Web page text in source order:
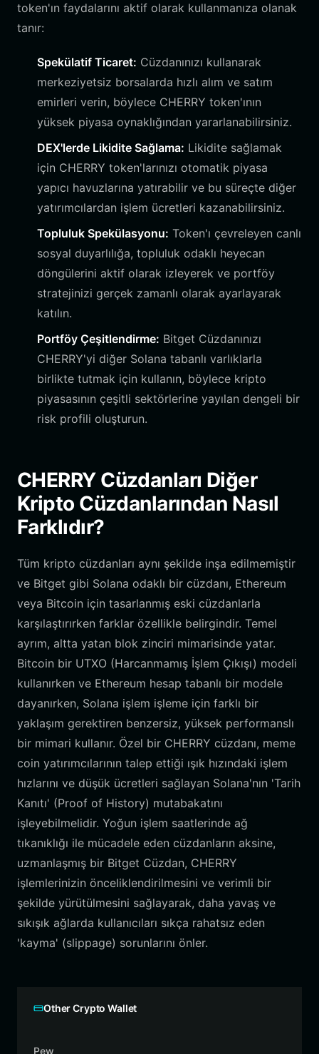
token'ın faydalarını aktif olarak kullanmanıza olanak
tanır:
Spekülatif Ticaret: Cüzdanınızı kullanarak
merkeziyetsiz borsalarda hızlı alım ve satım
emirleri verin, böylece CHERRY token'ının
yüksek piyasa oynaklığından yararlanabilirsiniz.
DEX'lerde Likidite Sağlama: Likidite sağlamak
için CHERRY token'larınızı otomatik piyasa
yapıcı havuzlarına yatırabilir ve bu süreçte diğer
yatırımcılardan işlem ücretleri kazanabilirsiniz.
Topluluk Spekülasyonu: Token'ı çevreleyen canlı
sosyal duyarlılığa, topluluk odaklı heyecan
döngülerini aktif olarak izleyerek ve portföy
stratejinizi gerçek zamanlı olarak ayarlayarak
katılın.
Portföy Çeşitlendirme: Bitget Cüzdanınızı
CHERRY'yi diğer Solana tabanlı varlıklarla
birlikte tutmak için kullanın, böylece kripto
piyasasının çeşitli sektörlerine yayılan dengeli bir
risk profili oluşturun.
CHERRY Cüzdanları Diğer
Kripto Cüzdanlarından Nasıl
Farklıdır?
Tüm kripto cüzdanları aynı şekilde inşa edilmemiştir
ve Bitget gibi Solana odaklı bir cüzdanı, Ethereum
veya Bitcoin için tasarlanmış eski cüzdanlarla
karşılaştırırken farklar özellikle belirgindir. Temel
ayrım, altta yatan blok zinciri mimarisinde yatar.
Bitcoin bir UTXO (Harcanmamış İşlem Çıkışı) modeli
kullanırken ve Ethereum hesap tabanlı bir modele
dayanırken, Solana işlem işleme için farklı bir
yaklaşım gerektiren benzersiz, yüksek performanslı
bir mimari kullanır. Özel bir CHERRY cüzdanı, meme
coin yatırımcılarının talep ettiği ışık hızındaki işlem
hızlarını ve düşük ücretleri sağlayan Solana'nın 'Tarih
Kanıtı' (Proof of History) mutabakatını
işleyebilmelidir. Yoğun işlem saatlerinde ağ
tıkanıklığı ile mücadele eden cüzdanların aksine,
uzmanlaşmış bir Bitget Cüzdan, CHERRY
işlemlerinizin önceliklendirilmesini ve verimli bir
şekilde yürütülmesini sağlayarak, daha yavaş ve
sıkışık ağlarda kullanıcıları sıkça rahatsız eden
'kayma' (slippage) sorunlarını önler.
Other Crypto Wallet
Pew